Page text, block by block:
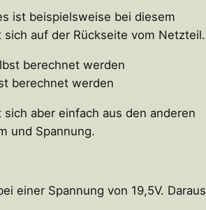
ist beispielsweise bei diesem
auf der Rückseite vom Netzteil.
berechnet werden
aber einfach aus den anderen
und Spannung.
einer Spannung von 19,5V. Daraus